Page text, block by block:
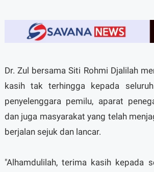
Dr. Zul bersama Siti Rohmi Djalilah
kasih tak terhingga kepada
penyelenggara pemilu, aparat
dan juga masyarakat yang telah
berjalan sejuk dan lancar.
"Alhamdulilah, terima kasih kepada